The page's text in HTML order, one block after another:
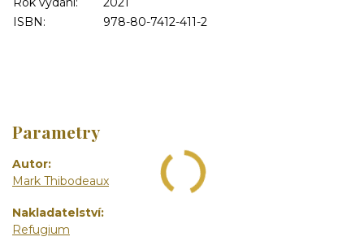
ISBN:
978-80-7412-411-2
Parametry
Autor
Mark Thibodeaux
Nakladatelství
Refugium